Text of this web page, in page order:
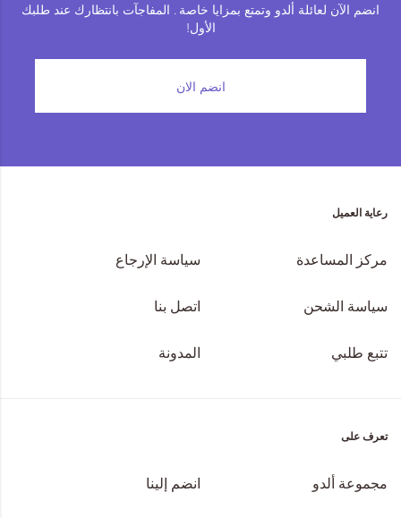
انضم الآن لعائلة ألدو وتمتع بمزايا خاصة . المفاجآت بانتظارك عند طلبك
الأول!
انضم الان
رعاية العميل
مركز المساعدة سياسة الإرجاع
سياسة الشحن اتصل بنا
تتبع طلبي المدونة
تعرف على
مجموعة ألدو انضم إلينا